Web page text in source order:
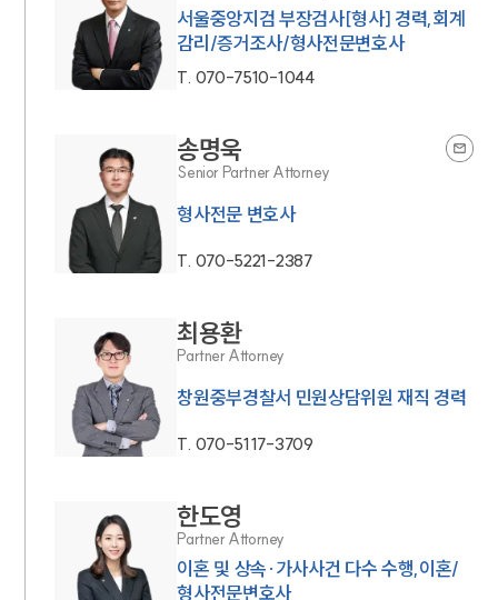
서울중앙지검 부장검사[형사] 경력,회계
감리/증거조사/형사전문변호사
T. 070-7510-1044
송명욱
Senior Partner Attorney
형사전문 변호사
T. 070-5221-2387
최용환
Partner Attorney
창원중부경찰서 민원상담위원 재직 경력
T. 070-5117-3709
한도영
Partner Attorney
이혼 및 상속·가사사건 다수 수행,이혼/
형사전문변호사